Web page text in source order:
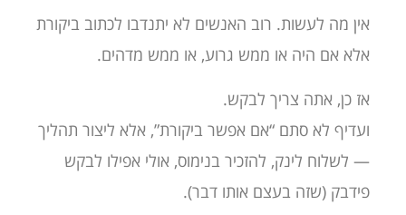
אין מה לעשות. רוב האנשים לא יתנדבו לכתוב ביקורת
אלא אם היה או ממש גרוע, או ממש מדהים.
אז כן, אתה צריך לבקש.
ועדיף לא סתם “אם אפשר ביקורת”, אלא ליצור תהליך
— לשלוח לינק, להזכיר בנימוס, אולי אפילו לבקש
פידבק (שזה בעצם אותו דבר).